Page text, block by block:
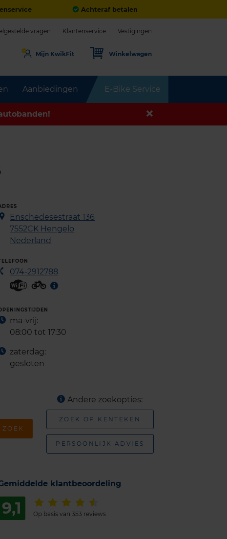
Achteraf betalen
Aanbiedingen E-Bike Service
vragen Klantenservice Vestigingen
Mijn KwikFit Winkelwagen
Enschedesestraat 136
7552CK Hengelo
Nederland
TELEFOON
074-2912788
ma-vrij:
08:00 tot 17:30
zaterdag:
gesloten
ZOEK
Andere zoekopties:
ZOEK OP KENTEKEN
PERSOONLIJK ADVIES
klantbeoordeling
9,1 Op basis van 353 reviews